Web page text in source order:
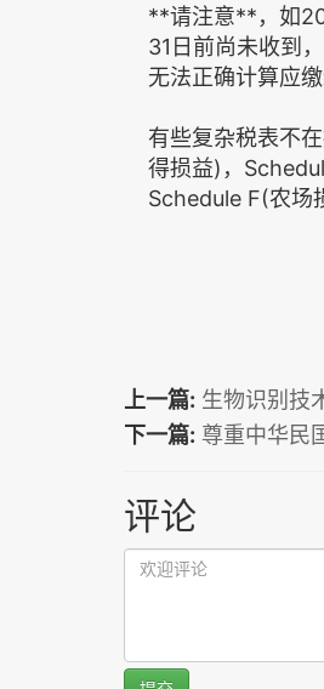
**请注意**，如
31日前尚未收到
无法正确计算应
有些复杂税表不
得损益)，
Schedule F(农场
上一篇: 生物识别技
下一篇: 尊重中华民
评论